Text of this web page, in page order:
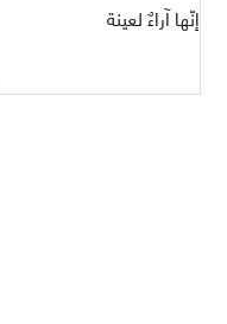
إنّها آراءٌ لعينة